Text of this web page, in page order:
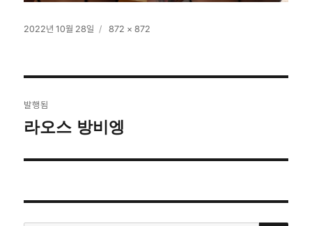
작
2022년 10월 28일
전
872 × 872
탐
발행됨
라오스 방비엥